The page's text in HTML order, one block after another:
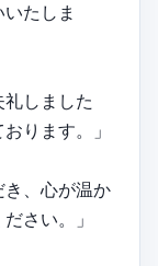
たしま
しました
ります。」
き、心が温か
さい。」